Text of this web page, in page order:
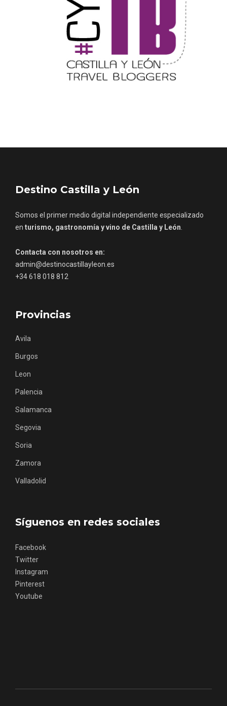
Destino Castilla y León
Somos el primer medio digital independiente especializado
en turismo, gastronomía y vino de Castilla y León
Contacta con nosotros en:
admin@destinocastillayleon.es
+34 618 018 812
Provincias
Avila
Burgos
Leon
Palencia
Salamanca
Segovia
Soria
Zamora
Valladolid
Síguenos en redes sociales
Facebook
Twitter
Instagram
Pinterest
Youtube
ganchillo de Moradillo de Roa